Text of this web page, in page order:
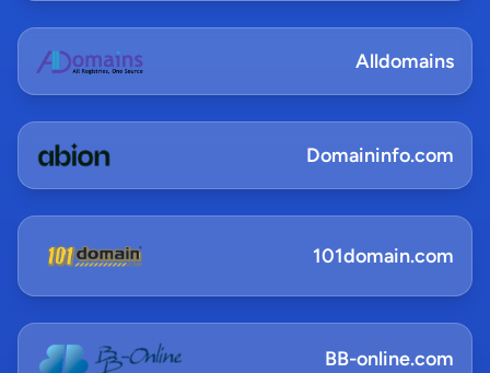
Alldomains
Domaininfo.com
101domain.com
BB-online.com